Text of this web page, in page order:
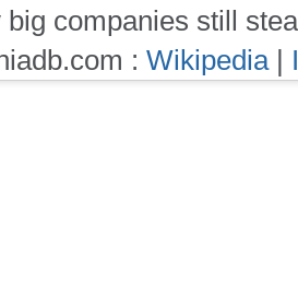
big companies still
: Wikipedia|